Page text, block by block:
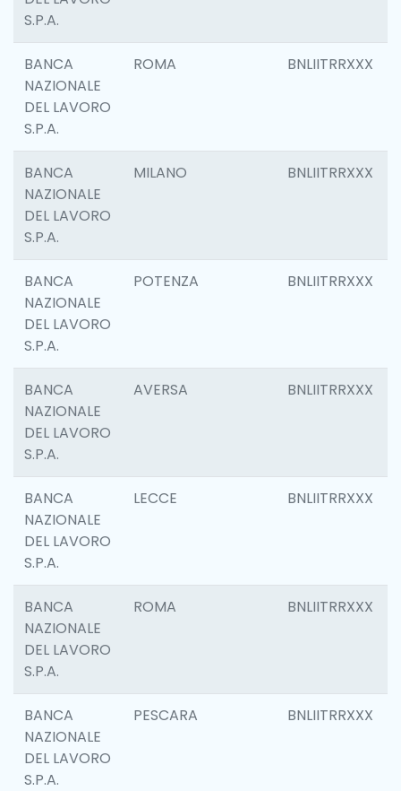
S.P.A.
BANCA
NAZIONALE
DEL LAVORO
S.P.A.
ROMA BNLIITRRXXX
BANCA
NAZIONALE
DEL LAVORO
S.P.A.
MILANO BNLIITRRXXX
BANCA
NAZIONALE
DEL LAVORO
S.P.A.
POTENZA BNLIITRRXXX
BANCA
NAZIONALE
DEL LAVORO
S.P.A.
AVERSA BNLIITRRXXX
BANCA
NAZIONALE
DEL LAVORO
S.P.A.
LECCE BNLIITRRXXX
BANCA
NAZIONALE
DEL LAVORO
S.P.A.
ROMA BNLIITRRXXX
BANCA
NAZIONALE
DEL LAVORO
S.P.A.
PESCARA BNLIITRRXXX